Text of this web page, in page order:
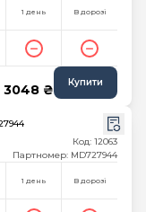
1 день В дорозі
3048 ₴ Купити
Код: 12063
Партномер: MD727944
1 день В дорозі